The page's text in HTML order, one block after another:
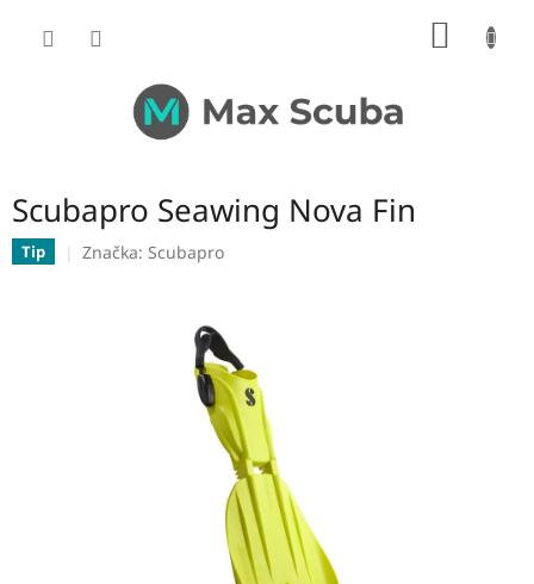
Scubapro Seawing Nova Fin
Tip Značka: Scubapro